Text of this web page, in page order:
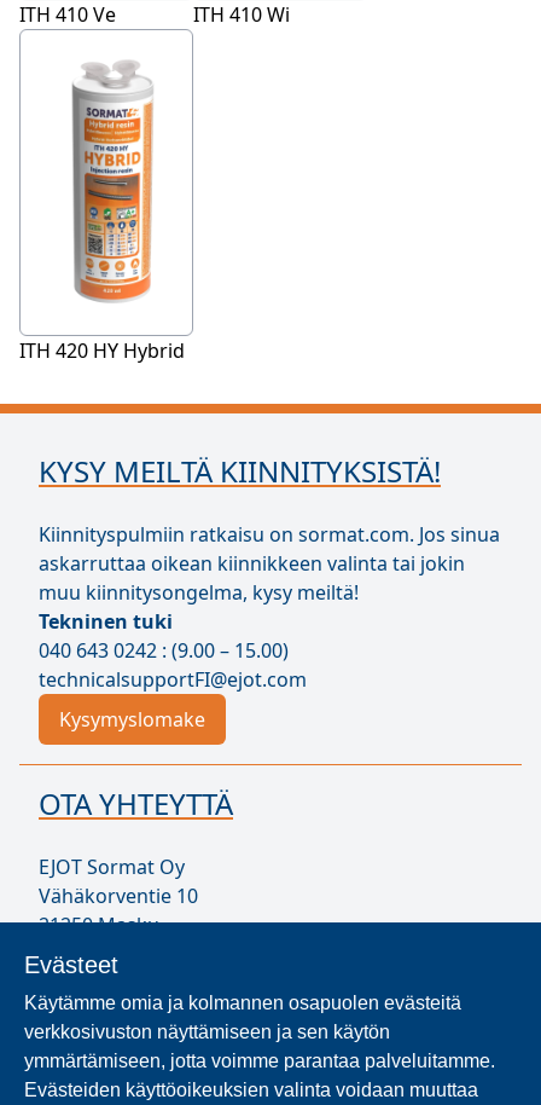
Evästeet
Käytämme omia ja kolmannen osapuolen evästeitä
verkkosivuston näyttämiseen ja sen käytön
ymmärtämiseen, jotta voimme parantaa palveluitamme.
Evästeiden käyttöoikeuksien valinta voidaan muuttaa
ITH 410 Ve ITH 410 Wi
ITH 420 HY Hybrid
KYSY MEILTÄ KIINNITYKSISTÄ!
Kiinnityspulmiin ratkaisu on sormat.com. Jos sinua
askarruttaa oikean kiinnikkeen valinta tai jokin
muu kiinnitysongelma, kysy meiltä!
Tekninen tuki
040 643 0242 : (9.00 – 15.00)
technicalsupportFI@ejot.com
Kysymyslomake
OTA YHTEYTTÄ
EJOT Sormat Oy
Vähäkorventie 10
21250 Masku
Puh. 020 794 0200
Y-tunnus 1707723-1
Yhteystiedot